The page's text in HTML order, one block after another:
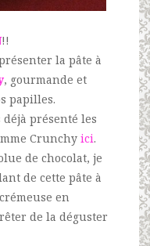
!!
la pâte à
, gourmande et
papilles.
déjà présenté les
Crunchy ici.
de chocolat, je
de cette pâte à
en
de la déguster